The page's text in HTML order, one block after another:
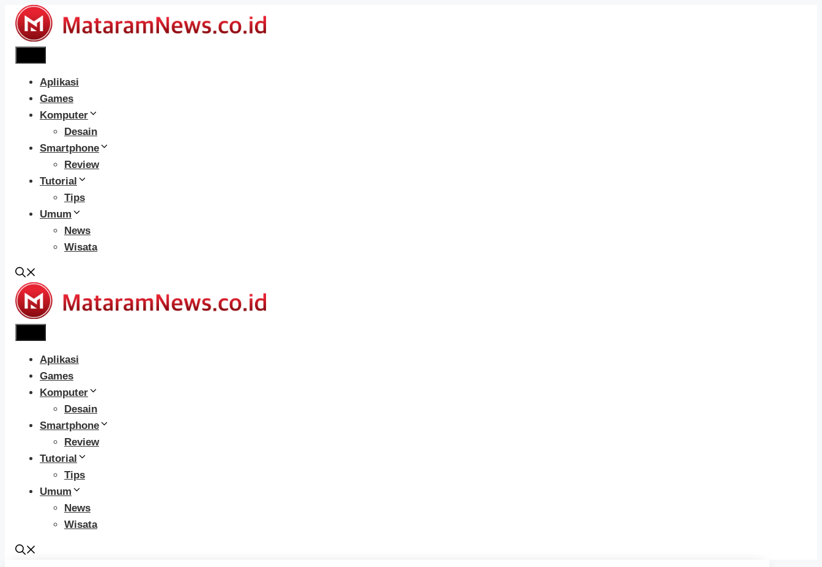
Langsung
Aplikasi
Games
Komputer
Desain
Smartphone
Review
Tutorial
Tips
Umum
News
Wisata
Aplikasi
Games
Komputer
Desain
Smartphone
Review
Tutorial
Tips
Umum
News
Wisata